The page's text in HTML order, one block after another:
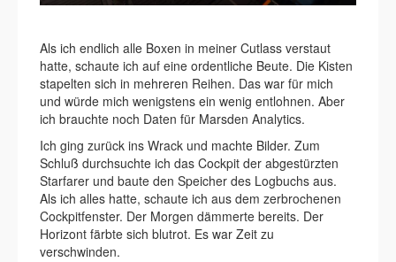
Als ich endlich alle Boxen in meiner Cutlass verstaut
hatte, schaute ich auf eine ordentliche Beute. Die Kisten
stapelten sich in mehreren Reihen. Das war für mich
und würde mich wenigstens ein wenig entlohnen. Aber
ich brauchte noch Daten für Marsden Analytics.
Ich ging zurück ins Wrack und machte Bilder. Zum
Schluß durchsuchte ich das Cockpit der abgestürzten
Starfarer und baute den Speicher des Logbuchs aus.
Als ich alles hatte, schaute ich aus dem zerbrochenen
Cockpitfenster. Der Morgen dämmerte bereits. Der
Horizont färbte sich blutrot. Es war Zeit zu
verschwinden.